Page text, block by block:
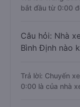
khách Ninh
Trả lời: Trung
bắt đầu từ 0:00
Câu hỏi: Nhà
Bình Định nào